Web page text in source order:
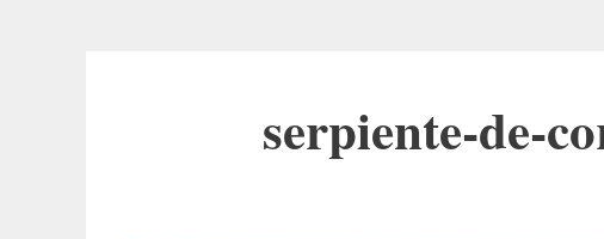
serpiente-de-